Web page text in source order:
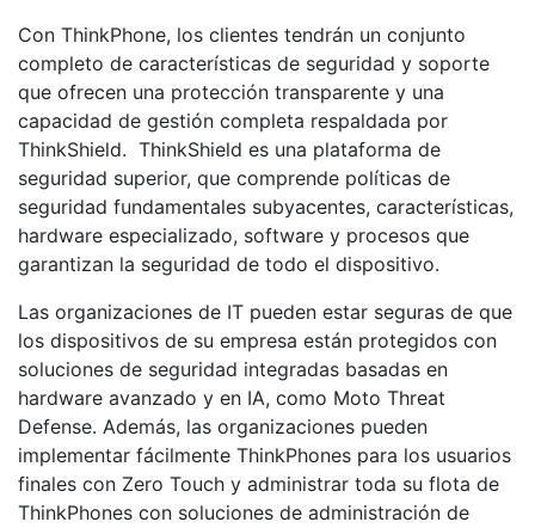
Con ThinkPhone, los clientes tendrán un conjunto
completo de características de seguridad y soporte
que ofrecen una protección transparente y una
capacidad de gestión completa respaldada por
ThinkShield. ThinkShield es una plataforma de
seguridad superior, que comprende políticas de
seguridad fundamentales subyacentes, características,
hardware especializado, software y procesos que
garantizan la seguridad de todo el dispositivo.
Las organizaciones de IT pueden estar seguras de que
los dispositivos de su empresa están protegidos con
soluciones de seguridad integradas basadas en
hardware avanzado y en IA, como Moto Threat
Defense. Además, las organizaciones pueden
implementar fácilmente ThinkPhones para los usuarios
finales con Zero Touch y administrar toda su flota de
ThinkPhones con soluciones de administración de